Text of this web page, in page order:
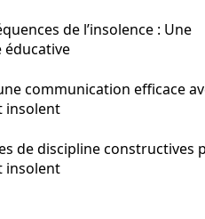
de l’insolence : Une
éducative
communication efficace
insolent
de discipline constructives
insolent